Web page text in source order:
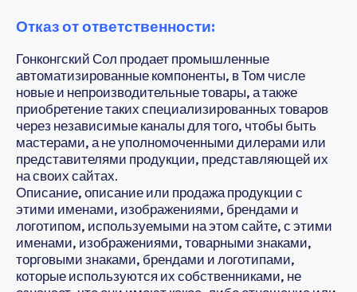
Отказ от ответственности:
Гонконгский Сол продает промышленные
автоматизированные компоненты, в Том числе
новые и непроизводительные товары, а также
приобретение таких специализированных товаров
через независимые каналы для того, чтобы быть
мастерами, а не уполномоченными дилерами или
представителями продукции, представляющей их
на своих сайтах.
Описание, описание или продажа продукции с
этими именами, изображениями, брендами и
логотипом, используемыми на этом сайте, с этими
именами, изображениями, товарными знаками,
торговыми знаками, брендами и логотипами,
которые используются их собственниками, не